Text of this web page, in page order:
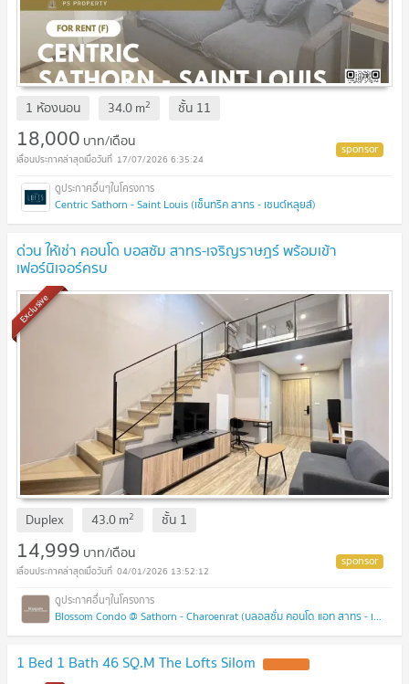
1 ห้องนอน 34.0m2 ชั้น 11
18,000 บาท/เดือน
17/07/2026 6:35:24
Centric Sathorn - Saint Louis (เซ็นทริค สาทร - เซนต์หลุยส์)
ด่วน ให้เช่า คอนโด บอสซัม สาทร-เจริญราษฎร์ พร้อมเข้า
เฟอร์นิเจอร์ครบ
Exclusive
Duplex 43.0m2 ชั้น 1
14,999 บาท/เดือน
04/01/2026 13:52:12
Blossom Condo @ Sathorn - Charoenrat (บลอสซั่ม คอนโด แอท สาทร - เจริญราษฎร์)
1 Bed 1 Bath 46 SQ.M The Lofts Silom